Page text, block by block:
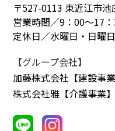
〒527-0113 東近江市
営業時間／9：00～17
定休日／水曜日・日曜日
【グループ会社】
加藤株式会社【建設事
株式会社雅【介護事業